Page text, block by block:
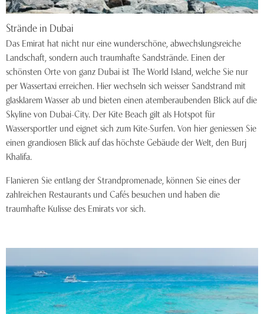
Strände in Dubai
Das Emirat hat nicht nur eine wunderschöne, abwechslungsreiche
Landschaft, sondern auch traumhafte Sandstrände. Einen der
schönsten Orte von ganz Dubai ist The World Island, welche Sie nur
per Wassertaxi erreichen. Hier wechseln sich weisser Sandstrand mit
glasklarem Wasser ab und bieten einen atemberaubenden Blick auf die
Skyline von Dubai-City. Der Kite Beach gilt als Hotspot für
Wassersportler und eignet sich zum Kite-Surfen. Von hier geniessen Sie
einen grandiosen Blick auf das höchste Gebäude der Welt, den Burj
Khalifa.
Flanieren Sie entlang der Strandpromenade, können Sie eines der
zahlreichen Restaurants und Cafés besuchen und haben die
traumhafte Kulisse des Emirats vor sich.